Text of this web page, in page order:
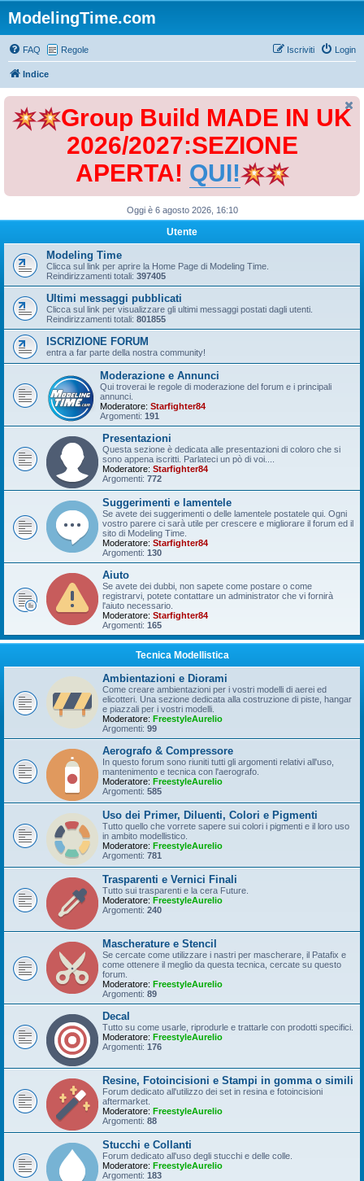
ModelingTime.com
FAQ Regole Login
Iscriviti
Indice
Group Build MADE IN UK
2026/2027:SEZIONE
APERTA! QUI!
Oggi è 6 agosto 2026, 16:10
Utente
Modeling Time
Clicca sul link per aprire la Home Page di Modeling Time.
Reindirizzamenti totali: 397405
Ultimi messaggi pubblicati
Clicca sul link per visualizzare gli ultimi messaggi postati dagli utenti.
Reindirizzamenti totali: 801855
ISCRIZIONE FORUM
entra a far parte della nostra community!
Moderazione e Annunci
Qui troverai le regole di moderazione del forum e i principali
annunci.
Moderatore: Starfighter84
Argomenti: 191
Presentazioni
Questa sezione è dedicata alle presentazioni di coloro che si
sono appena iscritti. Parlateci un pò di voi....
Moderatore: Starfighter84
Argomenti: 772
Suggerimenti e lamentele
Se avete dei suggerimenti o delle lamentele postatele qui. Ogni
vostro parere ci sarà utile per crescere e migliorare il forum ed il
sito di Modeling Time.
Moderatore: Starfighter84
Argomenti: 130
Aiuto
Se avete dei dubbi, non sapete come postare o come
registrarvi, potete contattare un administrator che vi fornirà
l'aiuto necessario.
Moderatore: Starfighter84
Argomenti: 165
Tecnica Modellistica
Ambientazioni e Diorami
Come creare ambientazioni per i vostri modelli di aerei ed
elicotteri. Una sezione dedicata alla costruzione di piste, hangar
e piazzali per i vostri modelli.
Moderatore: FreestyleAurelio
Argomenti: 99
Aerografo & Compressore
In questo forum sono riuniti tutti gli argomenti relativi all'uso,
mantenimento e tecnica con l'aerografo.
Moderatore: FreestyleAurelio
Argomenti: 585
Uso dei Primer, Diluenti, Colori e Pigmenti
Tutto quello che vorrete sapere sui colori i pigmenti e il loro uso
in ambito modellistico.
Moderatore: FreestyleAurelio
Argomenti: 781
Trasparenti e Vernici Finali
Tutto sui trasparenti e la cera Future.
Moderatore: FreestyleAurelio
Argomenti: 240
Mascherature e Stencil
Se cercate come utilizzare i nastri per mascherare, il Patafix e
come ottenere il meglio da questa tecnica, cercate su questo
forum.
Moderatore: FreestyleAurelio
Argomenti: 89
Decal
Tutto su come usarle, riprodurle e trattarle con prodotti specifici.
Moderatore: FreestyleAurelio
Argomenti: 176
Resine, Fotoincisioni e Stampi in gomma o simili
Forum dedicato all'utilizzo dei set in resina e fotoincisioni
aftermarket.
Moderatore: FreestyleAurelio
Argomenti: 88
Stucchi e Collanti
Forum dedicato all'uso degli stucchi e delle colle.
Moderatore: FreestyleAurelio
Argomenti: 183